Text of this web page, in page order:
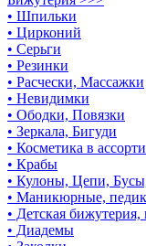
• Шпильки
• Цирконий
• Серьги
• Резинки
• Расчески, Массажки
• Невидимки
• Ободки, Повязки
• Зеркала, Бигуди
• Косметика в
• Крабы
• Кулоны, Цепи,
• Маникюрные,
• Детская бижутерия,
• Диадемы